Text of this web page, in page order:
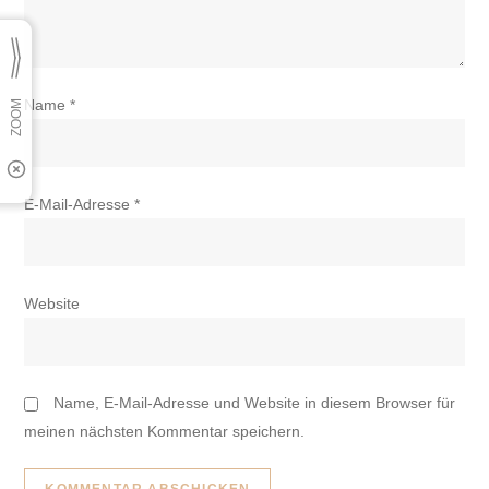
Name*
E-Mail-Adresse*
Website
Name, E-Mail-Adresse und Website in diesem Browser für
meinen nächsten Kommentar speichern.